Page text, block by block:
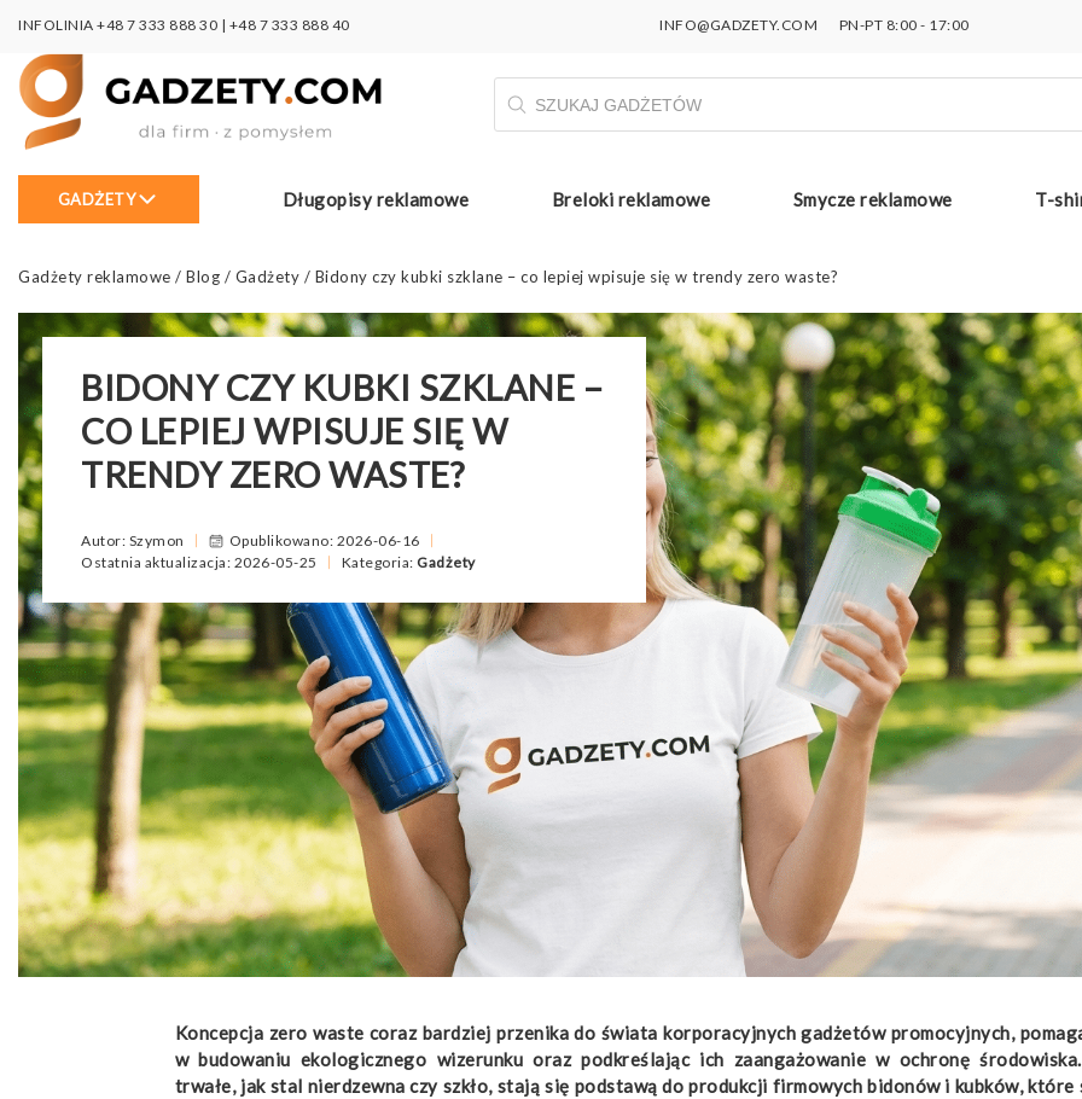
INFOLINIA +48 7 333 888 30 | +48 7 333 888 40 INFO@GADZETY.COM PN-PT 8:00 - 17:00
Wyszukiwarka
produktów
GADŻETY Długopisy reklamowe Breloki reklamowe Smycze reklamowe T-
Gadżety reklamowe / Blog / Gadżety / Bidony czy kubki szklane – co lepiej wpisuje się w trendy zero waste?
BIDONY CZY KUBKI SZKLANE –
CO LEPIEJ WPISUJE SIĘ W
TRENDY ZERO WASTE?
Autor: Szymon
Opublikowano: 2026-06-16
Ostatnia aktualizacja: 2026-05-25
Kategoria: Gadżety
Koncepcja zero waste coraz bardziej przenika do świata korporacyjnych gadżetów promocyjnych,
w budowaniu ekologicznego wizerunku oraz podkreślając ich zaangażowanie w ochronę
trwałe, jak stal nierdzewna czy szkło, stają się podstawą do produkcji firmowych bidonów i kubków, które